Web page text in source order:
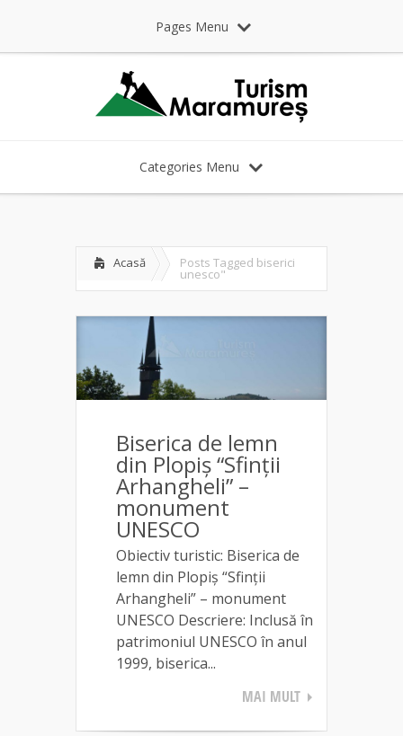
Pages Menu
Categories Menu
Acasă Posts Tagged biserici
unesco"
Biserica de lemn
din Plopiș “Sfinţii
Arhangheli” –
monument
UNESCO
Obiectiv turistic: Biserica de
lemn din Plopiș “Sfinţii
Arhangheli” – monument
UNESCO Descriere: Inclusă în
patrimoniul UNESCO în anul
1999, biserica...
MAI MULT